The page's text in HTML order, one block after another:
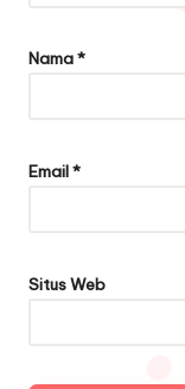
Nama*
Email*
Situs Web